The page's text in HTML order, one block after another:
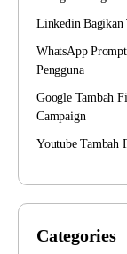
Linkedin
WhatsApp
Pengguna
Google Tambah
Campaign
Youtube Tambah
Categories